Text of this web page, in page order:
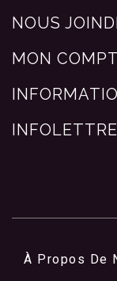
NOUS
MON
INFOLETTRE
À Propos De